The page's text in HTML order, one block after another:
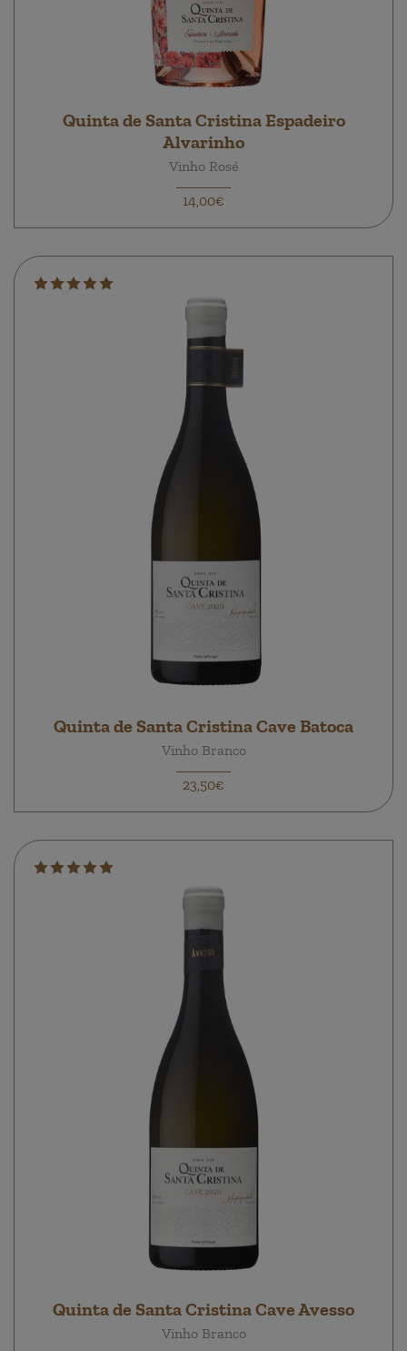
Quinta de Santa Cristina Espadeiro
Alvarinho
Vinho Rosé
14,00€
Quinta de Santa Cristina Cave Batoca
Vinho Branco
23,50€
Quinta de Santa Cristina Cave Avesso
Vinho Branco